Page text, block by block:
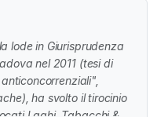
lode in Giurisprudenza
nel 2011 (tesi di
ha svolto il tirocinio